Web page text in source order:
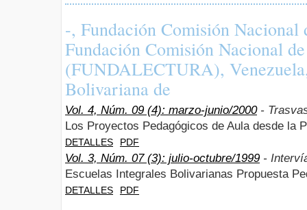
-, Fundación Comisión Nacional
Fundación Comisión Nacional
(FUNDALECTURA),
Bolivariana de
Vol. 4, Núm. 09 (4): marzo-junio/2000-
Los Proyectos Pedagógicos de Aula desde la
DETALLES PDF
Vol. 3, Núm. 07 (3): julio-octubre/1999 -
Escuelas Integrales Bolivarianas Propuesta
DETALLES PDF